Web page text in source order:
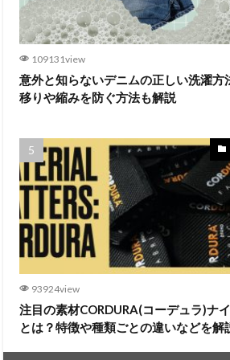
109131view
意外と知らないデニムの正しい洗濯方
移りや縮みを防ぐ方法も解説
93924view
注目の素材CORDURA(コーデュラ)ナ
とは？特徴や種類ごとの違いなどを解